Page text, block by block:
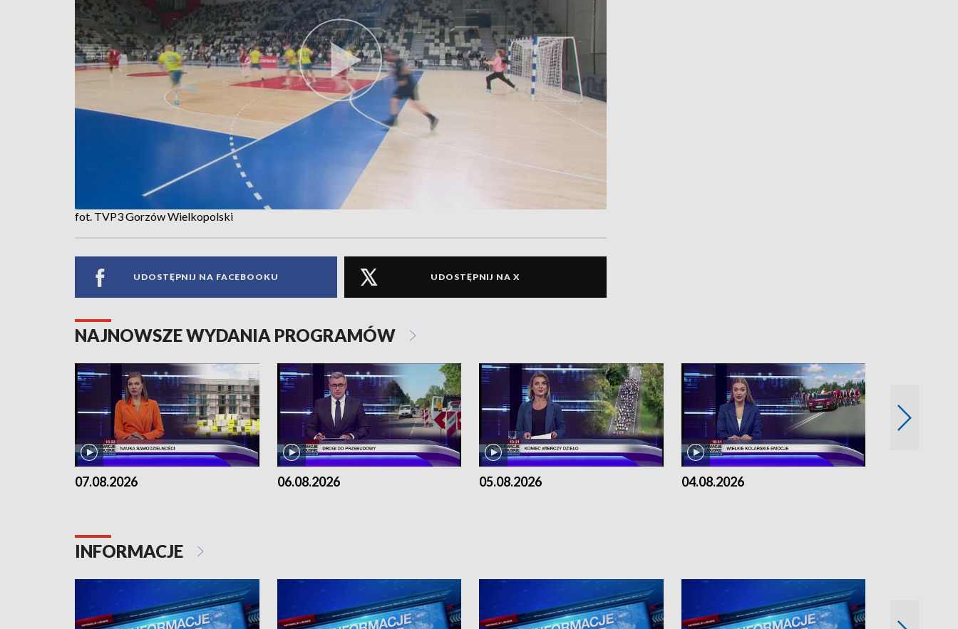
fot. TVP3 Gorzów Wielkopolski
UDOSTĘPNIJ NA FACEBOOKU UDOSTĘPNIJ NA X
NAJNOWSZE WYDANIA PROGRAMÓW
07.08.2026 06.08.2026 05.08.2026 04.08.2026
INFORMACJE